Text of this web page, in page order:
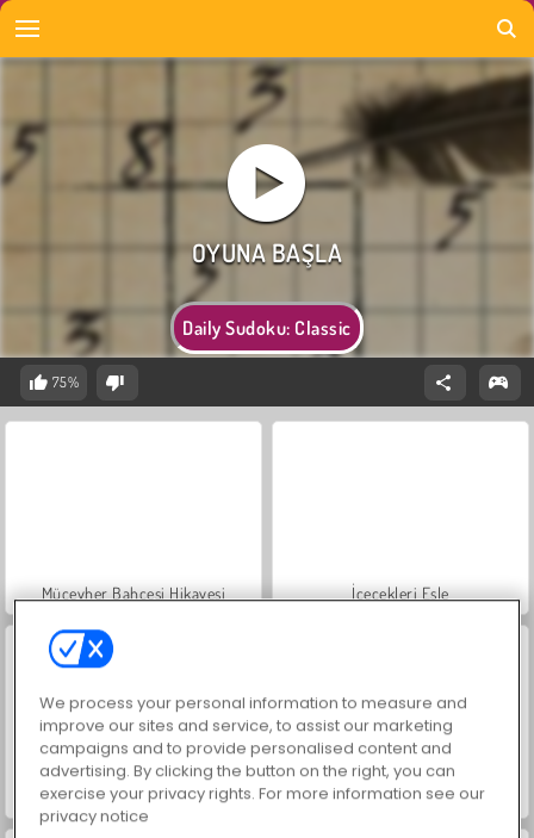
Daily Sudoku: Classic
75%
Mücevher Bahçesi Hikayesi İçecekleri Eşle
Büyük Mahjong Eşleme Sosyal İskambil
We process your personal information to measure and
improve our sites and service, to assist our marketing
campaigns and to provide personalised content and
advertising. By clicking the button on the right, you can
exercise your privacy rights. For more information see our
privacy notice